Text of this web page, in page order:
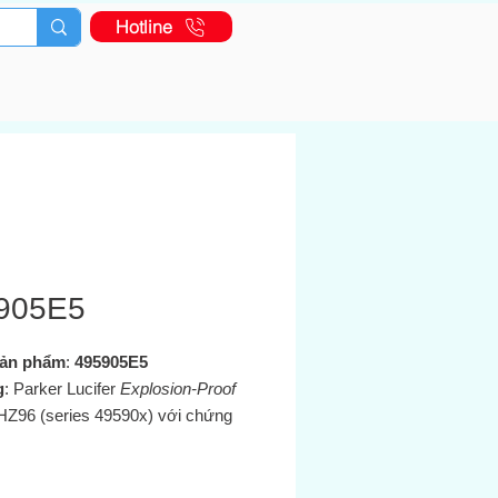
Hotline
phẩm: 495905E5
: Parker Lucifer Explosion-Proof
(series 49590x) với chứng